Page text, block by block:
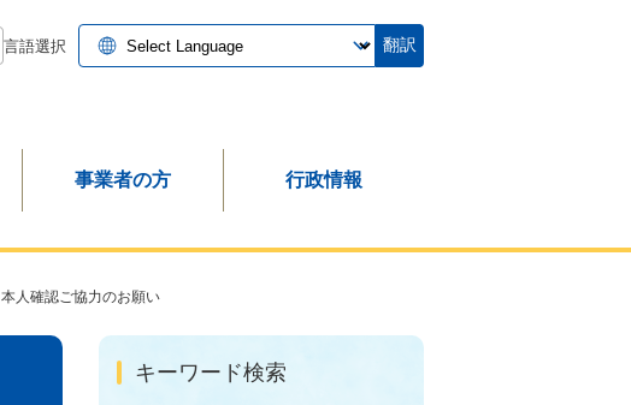
言語選択 翻訳
事業者の方 行政情報
本人確認ご協力のお願い
キーワード検索